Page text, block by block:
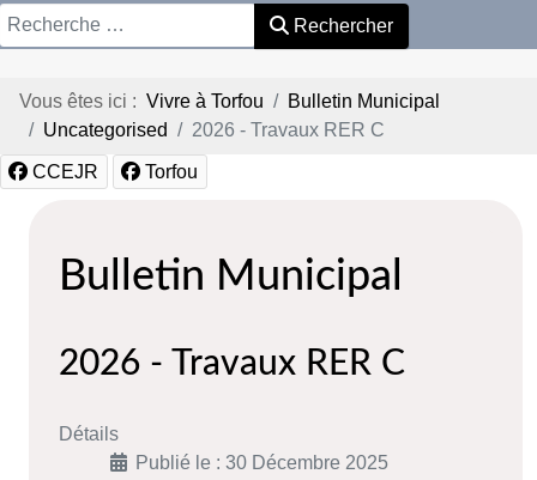
Rechercher
Vous êtes ici : Vivre à Torfou
Bulletin Municipal
Uncategorised
2026 - Travaux RER C
CCEJR Torfou
Bulletin Municipal
2026 - Travaux RER C
Détails
Publié le : 30 Décembre 2025